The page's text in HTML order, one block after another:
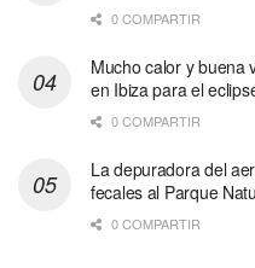
0 COMPARTIR
Mucho calor y buena
en Ibiza para el
0 COMPARTIR
La depuradora del
fecales al Parque
0 COMPARTIR